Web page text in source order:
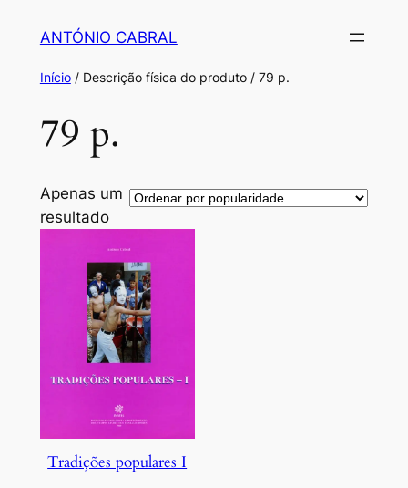
conteúdo
ANTÓNIO CABRAL
Início/ Descrição física do produto / 79 p.
79 p.
Apenas um
resultado
Tradições populares I